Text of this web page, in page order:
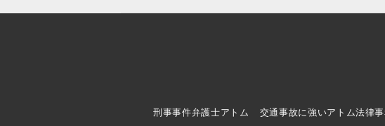
刑事事件弁護士アトム 交通事故に強いアトム法律